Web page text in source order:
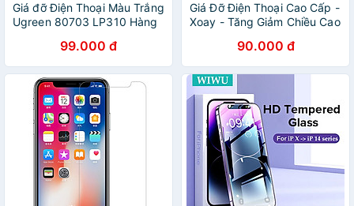
Giá đỡ Điện Thoại Màu Trắng
Ugreen 80703 LP310 Hàng
99.000 đ
Giá Đỡ Điện Thoại Cao Cấp -
Xoay - Tăng Giảm Chiều Cao
Nhập Khẩu90.000 đ